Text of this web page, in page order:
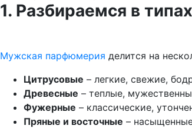
1. Разбираемся в
Мужская парфюмерия делится на
Цитрусовые – легкие, свежие,
Древесные – теплые,
Фужерные – классические,
Пряные и восточные –